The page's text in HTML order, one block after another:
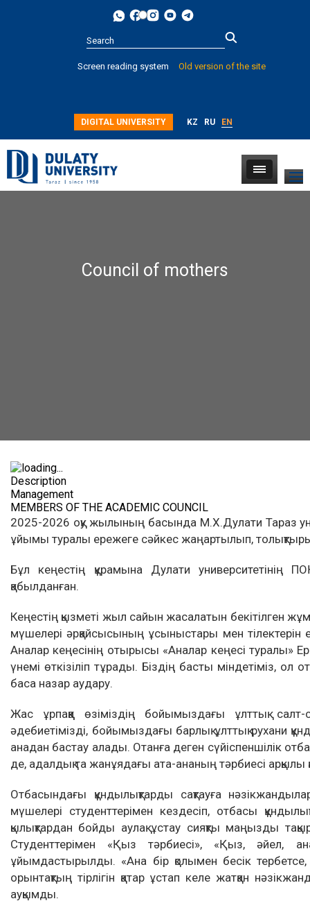
more
Screen reading system Old version of the site
DIGITAL UNIVERSITY KZ RU EN
Council of mothers
Description
Management
MEMBERS OF THE ACADEMIC COUNCIL
2025-2026 оқу жылының басында М.Х.Дулати Тараз
ұйымы туралы ережеге сәйкес жаңартылып,
Бұл кеңестің құрамына Дулати университетінің
қабылданған.
Кеңестің қызметі жыл сайын жасалатын бекітілген
мүшелері әрқайсысының ұсыныстары мен
Аналар кеңесінің отырысы «Аналар кеңесі туралы»
үнемі өткізіліп тұрады. Біздің басты міндетіміз, ол
баса назар аудару.
Жас ұрпаққа өзіміздің бойымыздағы ұлттық
әдебиетімізді, бойымыздағы барлық ұлттық рухани
анадан бастау алады. Отанға деген сүйіспеншілік
де, адалдық та жанұядағы ата-ананың тәрбиесі арқылы
Отбасындағы құндылықтарды сақтауға
мүшелері студенттерімен кездесіп, отбасы
қылықтардан бойды аулақ ұстау сияқты маңызды
Студенттерімен «Қыз тәрбиесі», «Қыз, әйел,
ұйымдастырылды. «Ана бір қолымен бесік
орынтақтың тірлігін қатар ұстап келе жатқан
ауқымды.